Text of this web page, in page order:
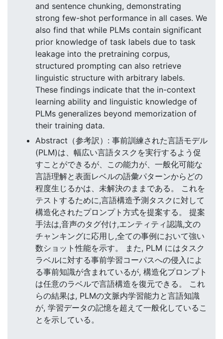
and sentence chunking, demonstrating
strong few-shot performance in all cases. We
also find that while PLMs contain significant
prior knowledge of task labels due to task
leakage into the pretraining corpus,
structured prompting can also retrieve
linguistic structure with arbitrary labels.
These findings indicate that the in-context
learning ability and linguistic knowledge of
PLMs generalizes beyond memorization of
their training data.
Abstract（参考訳）: 事前訓練された言語モデル
(PLM)は、幅広い言語タスクを実行するよう促
すことができるが、この能力が、一般化可能な
言語理解と表面レベルの語彙パターンからどの
程度生じるかは、未解決のままである。 これを
テストするために,言語構造予測タスクに対して
構造化されたプロンプト方式を提案する。 提案
手法は,音声のタグ付け,エンティティ認識,文の
チャンキングに応用し,全ての事例において強い
数ショット性能を示す。 また, PLM にはタスク
ラベルに対する事前学習コーパスへの侵入によ
る事前知識が含まれているが, 構造化プロンプト
は任意のラベルで言語構造を復元できる。 これ
らの結果は, PLMの文脈内学習能力と言語知識
が, 学習データの記憶を超えて一般化しているこ
とを示している。